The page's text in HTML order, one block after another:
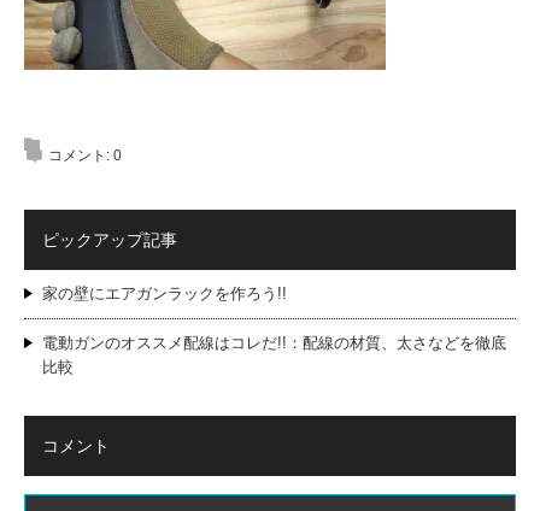
コメント: 0
ピックアップ記事
家の壁にエアガンラックを作ろう!!
電動ガンのオススメ配線はコレだ!!：配線の材質、太さなどを徹底
比較
コメント